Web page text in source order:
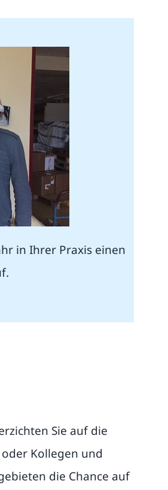
in Ihrer Praxis einen
Sie auf die
Kollegen und
die Chance auf